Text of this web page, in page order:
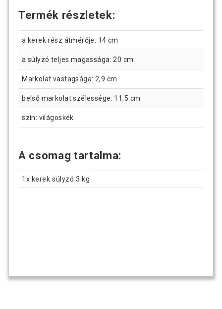
Termék részletek:
a kerek rész átmérője: 14 cm
a súlyzó teljes magassága: 20 cm
Markolat vastagsága: 2,9 cm
belső markolat szélessége: 11,5 cm
szín: világoskék
A csomag tartalma:
1x kerek súlyzó 3 kg